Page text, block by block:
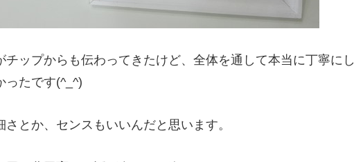
チップからも伝わってきたけど、全体を通して本当に丁寧にし
ったです(^_^)
とか、センスもいいんだと思います。